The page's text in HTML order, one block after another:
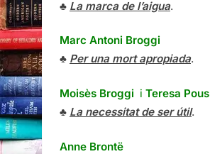
♣ La marca de l’aigua.
Marc Antoni Broggi
♣ Per una mort apropiada.
Moisès Broggi i Teresa Pous
♣ La necessitat de ser útil.
Anne Brontë